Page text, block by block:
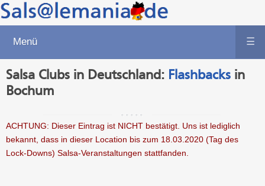
Menü ☰
Salsa Clubs in Deutschland: Flashbacks in
Bochum
ACHTUNG: Dieser Eintrag ist NICHT bestätigt. Uns ist lediglich
bekannt, dass in dieser Location bis zum 18.03.2020 (Tag des
Lock-Downs) Salsa-Veranstaltungen stattfanden.